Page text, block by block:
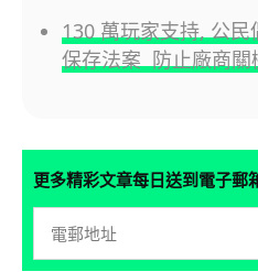
130 萬玩家支持, 公
保存法案 防止廠商關
更多精彩文章每日送到電子郵